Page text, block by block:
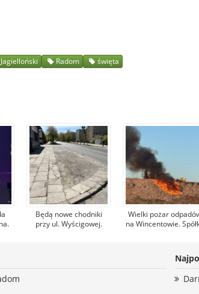
Radom święta
Będą nowe chodniki
przy ul. Wyścigowej.
Wielki pożar
na Wincentowie.
podjęte niezwłocznie